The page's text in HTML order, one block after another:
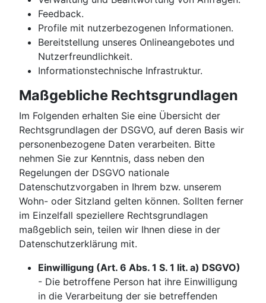
Feedback.
Profile mit nutzerbezogenen Informationen.
Bereitstellung unseres Onlineangebotes und
Nutzerfreundlichkeit.
Informationstechnische Infrastruktur.
Maßgebliche Rechtsgrundlagen
Im Folgenden erhalten Sie eine Übersicht der
Rechtsgrundlagen der DSGVO, auf deren Basis wir
personenbezogene Daten verarbeiten. Bitte
nehmen Sie zur Kenntnis, dass neben den
Regelungen der DSGVO nationale
Datenschutzvorgaben in Ihrem bzw. unserem
Wohn- oder Sitzland gelten können. Sollten ferner
im Einzelfall speziellere Rechtsgrundlagen
maßgeblich sein, teilen wir Ihnen diese in der
Datenschutzerklärung mit.
Einwilligung (Art. 6 Abs. 1 S. 1 lit. a) DSGVO)
- Die betroffene Person hat ihre Einwilligung
in die Verarbeitung der sie betreffenden